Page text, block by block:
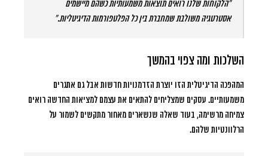
“הלקוחות שלנו רואים תוצאות משמעותיות כשהם מיישמים
אסטרטגיה משולבת שמחברת בין כל הפלטפורמות הדיגיטליות.”
השלכות ומה צפוי בהמשך
המהפכה הדיגיטלית הזו יוצרת הזדמנויות חדשות אבל גם אתגרים
משמעותיים. עסקים שמצליחים להתאים את עצמם למציאות החדשה רואים
צמיחה מרשימה, בעוד שאלה שנשארים מאחור מתקשים לשמור על
הרלוונטיות שלהם.